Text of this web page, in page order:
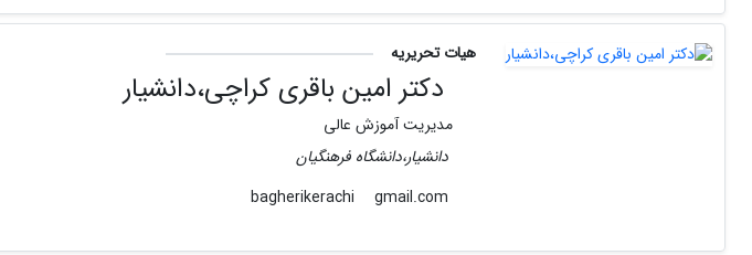
هیات تحریریه
دکتر امین باقری کراچی،دانشیار
مدیریت آموزش عالی
دانشیار،دانشگاه فرهنگیان
gmail.com